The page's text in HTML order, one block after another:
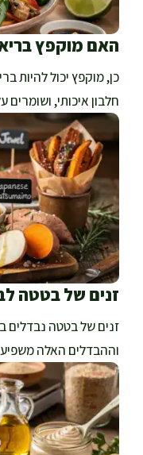
האם מוקפץ
כן, מוקפץ יכול להיות
חלבון איכותי, ושומרים
זנים של בטטה
זנים של בטטה
וההבדלים האלה